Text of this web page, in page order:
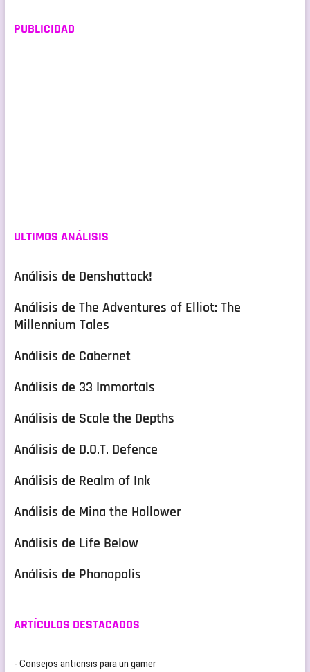
PUBLICIDAD
ULTIMOS ANÁLISIS
Análisis de Denshattack!
Análisis de The Adventures of Elliot: The
Millennium Tales
Análisis de Cabernet
Análisis de 33 Immortals
Análisis de Scale the Depths
Análisis de D.O.T. Defence
Análisis de Realm of Ink
Análisis de Mina the Hollower
Análisis de Life Below
Análisis de Phonopolis
ARTÍCULOS DESTACADOS
- Consejos anticrisis para un gamer